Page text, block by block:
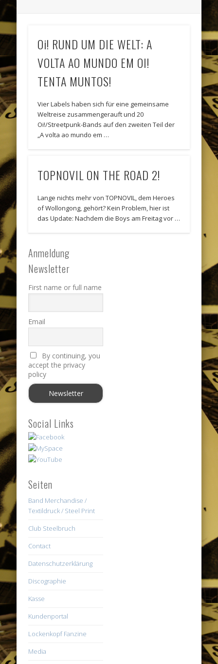
Oi! RUND UM DIE WELT: A
VOLTA AO MUNDO EM OI!
TENTA MUNTOS!
Vier Labels haben sich für eine gemeinsame
Weltreise zusammengerauft und 20
Oi!/Streetpunk-Bands auf den zweiten Teil der
„A volta ao mundo em …
TOPNOVIL ON THE ROAD 2!
Lange nichts mehr von TOPNOVIL, dem Heroes
of Wollongong, gehört? Kein Problem, hier ist
das Update: Nachdem die Boys am Freitag vor …
Anmeldung
Newsletter
First name or full name
Email
By continuing, you
accept the privacy
policy
Social Links
Seiten
Band Merchandise /
Textildruck / Steel Print
Club Steelbruch
Contact
Datenschutzerklärung
Discographie
Kasse
Kundenportal
Lockenkopf Fanzine
Media